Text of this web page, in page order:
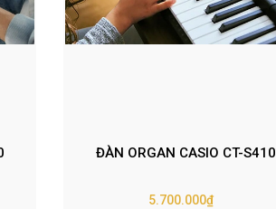
ĐÀN ORGAN CASIO CT-S410
5.700.000₫